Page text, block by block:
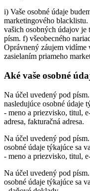
i) Vaše osobné údaje
marketingového
vašich osobných údajov je
písm. f) všeobecného
Oprávnený záujem vidíme
zasielaním priameho
Aké vaše osobné
Na účel uvedený pod
nasledujúce osobné údaje
- meno a priezvisko, titul,
adresa, fakturačná adresa.
Na účel uvedený pod
osobné údaje týkajúce sa
- meno a priezvisko, titul,
Na účel uvedený pod
osobné údaje týkajúce sa